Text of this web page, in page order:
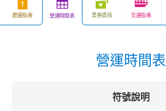
遊園指南 營運時間表 票券資訊 交通指南
營運時間表
符號說明